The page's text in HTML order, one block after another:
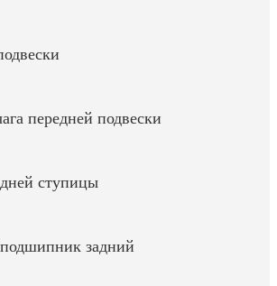
передней подвески
ступицы
задний